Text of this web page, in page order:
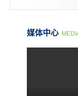
媒体中心